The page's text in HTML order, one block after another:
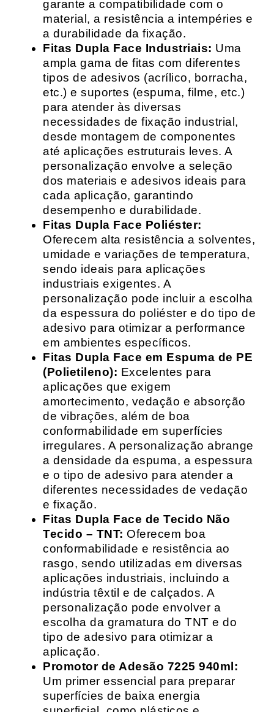
garante a compatibilidade com o
material, a resistência a intempéries e
a durabilidade da fixação.
Fitas Dupla Face Industriais: Uma
ampla gama de fitas com diferentes
tipos de adesivos (acrílico, borracha,
etc.) e suportes (espuma, filme, etc.)
para atender às diversas
necessidades de fixação industrial,
desde montagem de componentes
até aplicações estruturais leves. A
personalização envolve a seleção
dos materiais e adesivos ideais para
cada aplicação, garantindo
desempenho e durabilidade.
Fitas Dupla Face Poliéster:
Oferecem alta resistência a solventes,
umidade e variações de temperatura,
sendo ideais para aplicações
industriais exigentes. A
personalização pode incluir a escolha
da espessura do poliéster e do tipo de
adesivo para otimizar a performance
em ambientes específicos.
Fitas Dupla Face em Espuma de PE
(Polietileno): Excelentes para
aplicações que exigem
amortecimento, vedação e absorção
de vibrações, além de boa
conformabilidade em superfícies
irregulares. A personalização abrange
a densidade da espuma, a espessura
e o tipo de adesivo para atender a
diferentes necessidades de vedação
e fixação.
Fitas Dupla Face de Tecido Não
Tecido – TNT: Oferecem boa
conformabilidade e resistência ao
rasgo, sendo utilizadas em diversas
aplicações industriais, incluindo a
indústria têxtil e de calçados. A
personalização pode envolver a
escolha da gramatura do TNT e do
tipo de adesivo para otimizar a
aplicação.
Promotor de Adesão 7225 940ml:
Um primer essencial para preparar
superfícies de baixa energia